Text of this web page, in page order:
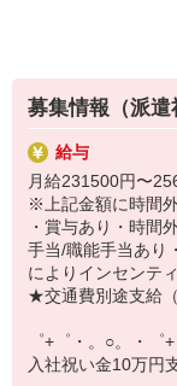
【選べるお仕事い
▼オフィスワーク
事務、経理、デー
▼工場・製造・軽
機械/食品製造・梱
▼美容系
眉毛サロンのアイ
▼営業・販売
法人営業・アパ
▼人気案件も多数♪
短期・期間限定・
上場/優良/大手企
【スマホ面接実施中
￣￣￣￣￣￣￣￣￣
満足度◎
■携帯やインターネッ
docomo(ドコモ)/au(
の大手キャリアから
ワイモバイル
広く紹介可能♪
人気のApple（アッ
募集情報（派遣
給与
月給231500円〜
※上記金額に時間
・賞与あり・時間
手当/職能手当あり
によりインセンテ
★交通費別途支給（
゜+゜・。○。・゜
入社祝い金10万円